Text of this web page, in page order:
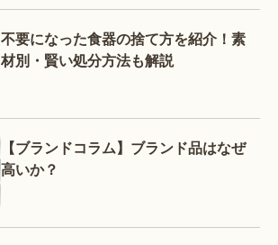
不要になった食器の捨て方を紹介！素
材別・賢い処分方法も解説
【ブランドコラム】ブランド品はなぜ
高いか？